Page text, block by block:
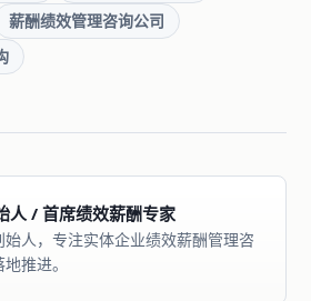
薪酬绩效管理咨询公司
人 / 首席绩效薪酬专家
始人，专注实体企业绩效薪酬管理咨
推进。